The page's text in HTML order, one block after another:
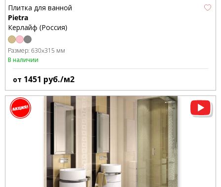
Плитка для ванной
Pietra
Керлайф (Россия)
Размер: 630x315 мм
В наличии
от 1451 руб./м2